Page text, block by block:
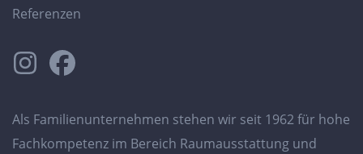
Referenzen
Als Familienunternehmen stehen wir seit 1962 für hohe
Fachkompetenz im Bereich Raumausstattung und